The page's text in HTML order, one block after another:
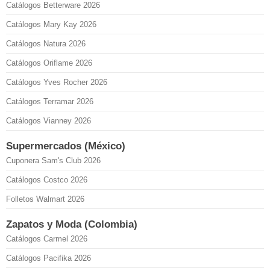
Catálogos Betterware 2026
Catálogos Mary Kay 2026
Catálogos Natura 2026
Catálogos Oriflame 2026
Catálogos Yves Rocher 2026
Catálogos Terramar 2026
Catálogos Vianney 2026
Supermercados (México)
Cuponera Sam's Club 2026
Catálogos Costco 2026
Folletos Walmart 2026
Zapatos y Moda (Colombia)
Catálogos Carmel 2026
Catálogos Pacifika 2026